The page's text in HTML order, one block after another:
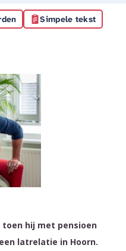
Simpele tekst
toen hij met pensioen
latrelatie in Hoorn.